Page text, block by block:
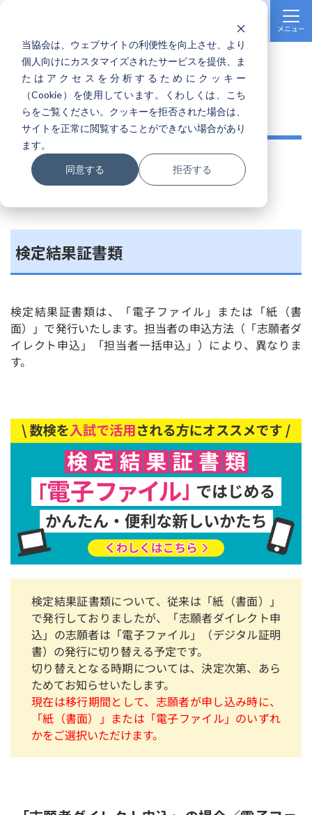
当協会は、ウェブサイトの利便性を向上させ、より
個人向けにカスタマイズされたサービスを提供、ま
たはアクセスを分析するためにクッキー
（Cookie）を使用しています。くわしくは、
こち
らをご覧ください。クッキーを拒否された場合は、
サイトを正常に閲覧することができない場合があり
ます。
同意する 拒否する
専用サイト
TOP 団体受検の実施 検定結果・模範解答
検定結果・模範解答
検定結果証書類 WEB合否確認 模範解答
検定結果証書類
検定結果証書類は、「電子ファイル」または「紙（書
面）」で発行いたします。担当者の申込方法（「志願者ダ
イレクト申込」「担当者一括申込」）により、異なりま
す。
検定結果証書類について、従来は「紙（書面）」
で発行しておりましたが、「志願者ダイレクト申
込」の志願者は「電子ファイル」（デジタル証明
書）の発行に切り替える予定です。
切り替えとなる時期については、決定次第、あら
ためてお知らせいたします。
現在は移行期間として、志願者が申し込み時に、
「紙（書面）」または「電子ファイル」のいずれ
かをご選択いただけます。